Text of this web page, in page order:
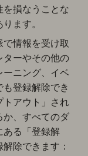
を損なうことな
ます。
情報を受け取
ターやその他の
ーニング、イベ
登録解除でき
トアウト」され
か、すべてのダ
ある「登録解
除できます：